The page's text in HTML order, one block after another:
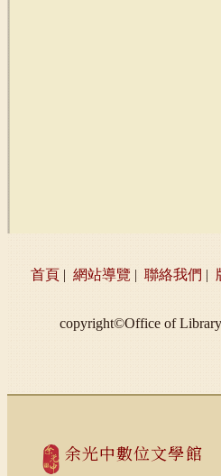
首頁 | 網站導覽 | 聯絡我們 |
copyright©Office of
余光中數位文學館